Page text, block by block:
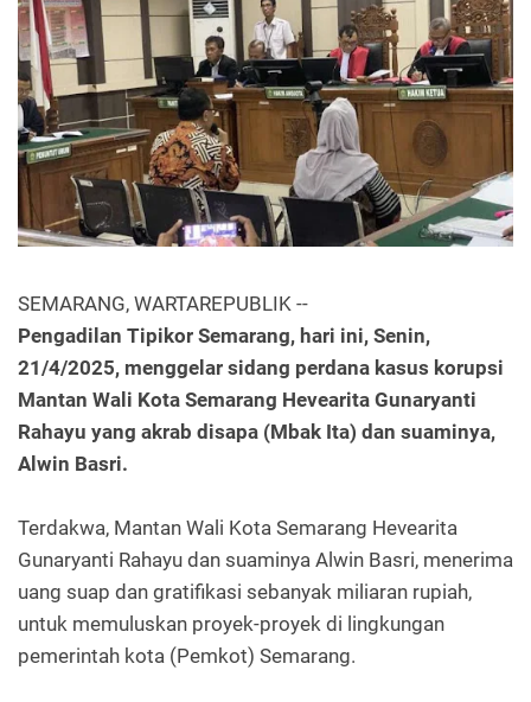
SEMARANG, WARTAREPUBLIK --
Pengadilan Tipikor Semarang, hari ini, Senin,
21/4/2025, menggelar sidang perdana kasus korupsi
Mantan Wali Kota Semarang Hevearita Gunaryanti
Rahayu yang akrab disapa (Mbak Ita) dan suaminya,
Alwin Basri.
Terdakwa, Mantan Wali Kota Semarang Hevearita
Gunaryanti Rahayu dan suaminya Alwin Basri, menerima
uang suap dan gratifikasi sebanyak miliaran rupiah,
untuk memuluskan proyek-proyek di lingkungan
pemerintah kota (Pemkot) Semarang.